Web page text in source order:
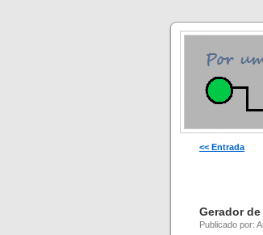
<< Entrada
Gerador
Publicado por: